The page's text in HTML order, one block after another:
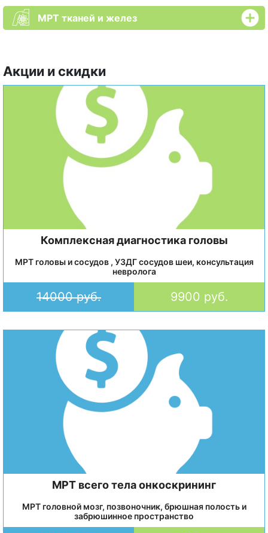
МРТ тканей и желез
Акции и скидки
Комплексная диагностика головы
МРТ головы и сосудов , УЗДГ сосудов шеи, консультация
невролога
14000 руб. 9900 руб.
МРТ всего тела онкоскрининг
МРТ головной мозг, позвоночник, брюшная полость и
забрюшинное пространство